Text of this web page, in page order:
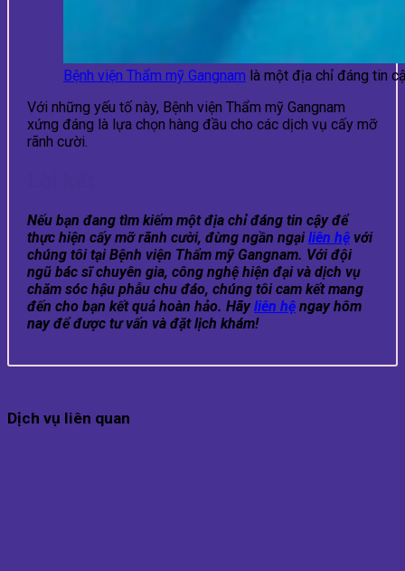
Bệnh viện Thẩm mỹ Gangnam là một địa chỉ đáng tin
Với những yếu tố này, Bệnh viện Thẩm mỹ Gangnam
xứng đáng là lựa chọn hàng đầu cho các dịch vụ cấy mỡ
rãnh cười​.
Nếu bạn đang tìm kiếm một địa chỉ đáng tin cậy để
thực hiện cấy mỡ rãnh cười, đừng ngần ngại liên hệ với
chúng tôi tại Bệnh viện Thẩm mỹ Gangnam. Với đội
ngũ bác sĩ chuyên gia, công nghệ hiện đại và dịch vụ
chăm sóc hậu phẫu chu đáo, chúng tôi cam kết mang
đến cho bạn kết quả hoàn hảo. Hãyliên hệ ngay hôm
nay để được tư vấn và đặt lịch khám!
Dịch vụ liên quan